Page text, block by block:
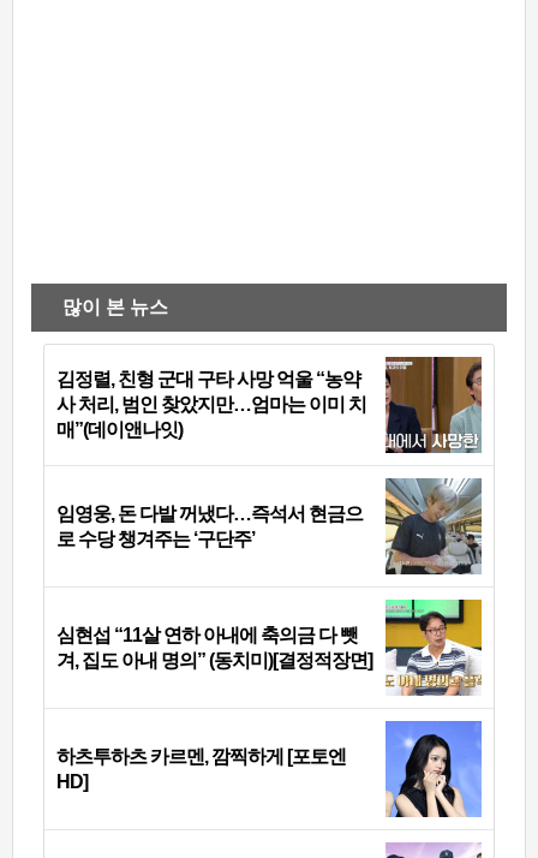
많이 본 뉴스
김정렬, 친형 군대 구타 사망 억울 “농약
사 처리, 범인 찾았지만…엄마는 이미 치
매”(데이앤나잇)
임영웅, 돈 다발 꺼냈다…즉석서 현금으
로 수당 챙겨주는 ‘구단주’
심현섭 “11살 연하 아내에 축의금 다 뺏
겨, 집도 아내 명의” (동치미)[결정적장면]
하츠투하츠 카르멘, 깜찍하게 [포토엔
HD]